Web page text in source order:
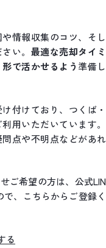
情報収集のコツ、そし
い。 最適な売却タイミ
で活かせるよう 準備し
付けており、つくば・
用いただいています。
点や不明点などがあれ
ご希望の方は、公式LIN
、こちらからご登録く
る